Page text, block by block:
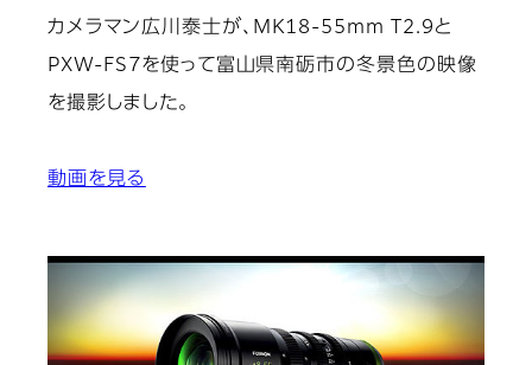
カメラマン広川泰士が、MK18-55mm T2.9と
PXW-FS7を使って富山県南砺市の冬景色の映像
を撮影しました。
動画を見る